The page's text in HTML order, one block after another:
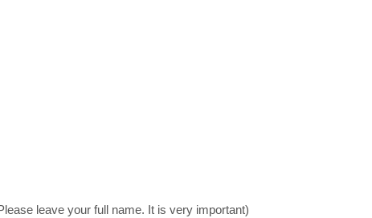
leave your full name. It is very important)